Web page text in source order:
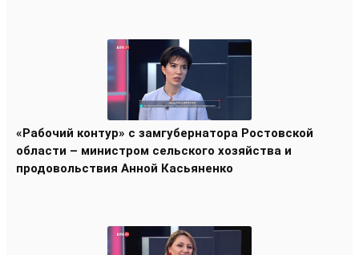
«Рабочий контур» с замгубернатора Ростовской
области – министром сельского хозяйства и
продовольствия Анной Касьяненко